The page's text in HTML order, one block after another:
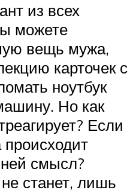
из всех
можете
вещь мужа,
карточек с
ноутбук
Но как
Если
смысл?
станет, лишь